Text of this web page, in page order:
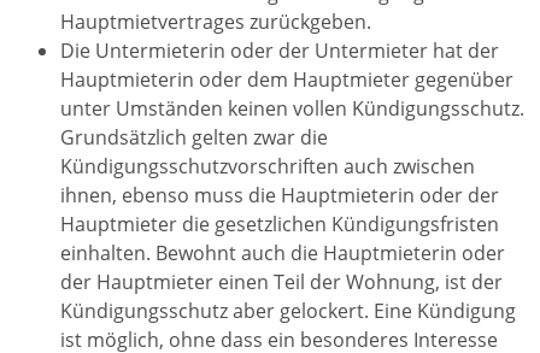
Hauptmietvertrages zurückgeben.
Die Untermieterin oder der Untermieter hat der
Hauptmieterin oder dem Hauptmieter gegenüber
unter Umständen keinen vollen Kündigungsschutz.
Grundsätzlich gelten zwar die
Kündigungsschutzvorschriften auch zwischen
ihnen, ebenso muss die Hauptmieterin oder der
Hauptmieter die gesetzlichen Kündigungsfristen
einhalten. Bewohnt auch die Hauptmieterin oder
der Hauptmieter einen Teil der Wohnung, ist der
Kündigungsschutz aber gelockert. Eine Kündigung
ist möglich, ohne dass ein besonderes Interesse